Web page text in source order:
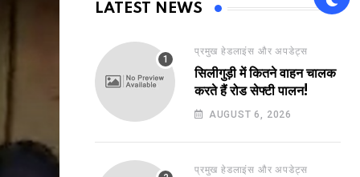
LATEST NEWS
प्रमुख हेडलाइंस और अपडेट्स
सिलीगुड़ी में कितने वाहन चालक
करते हैं रोड सेफ्टी पालन!
AUGUST 6, 2026
प्रमुख हेडलाइंस और अपडेट्स